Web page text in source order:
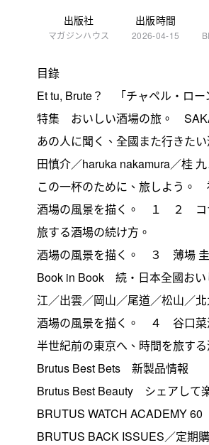
出版社
マガジンハウス
出版時間
2026-04-15
目錄
Et tu, Brute？ 「チャペル・ロー
特集 おいしい酒場の旅。
あの人に聞く、全國また行きた
田慎介／haruka nakamura／桂
この一杯のために、旅しよう。
酒場の風景を描く。 １ ２ コ
旅する酒場の続け方。
酒場の風景を描く。 ３ 薄場 圭
Book in Book 続・日本全國お
江／出雲／岡山／尾道／松山／
酒場の風景を描く。 ４ 谷口菜
半世紀前の東京へ、時間を旅す
Brutus Best Bets 新製品情報
Brutus Best Beauty シェアして
BRUTUS WATCH ACADEMY
BRUTUS BACK ISSUES／定期